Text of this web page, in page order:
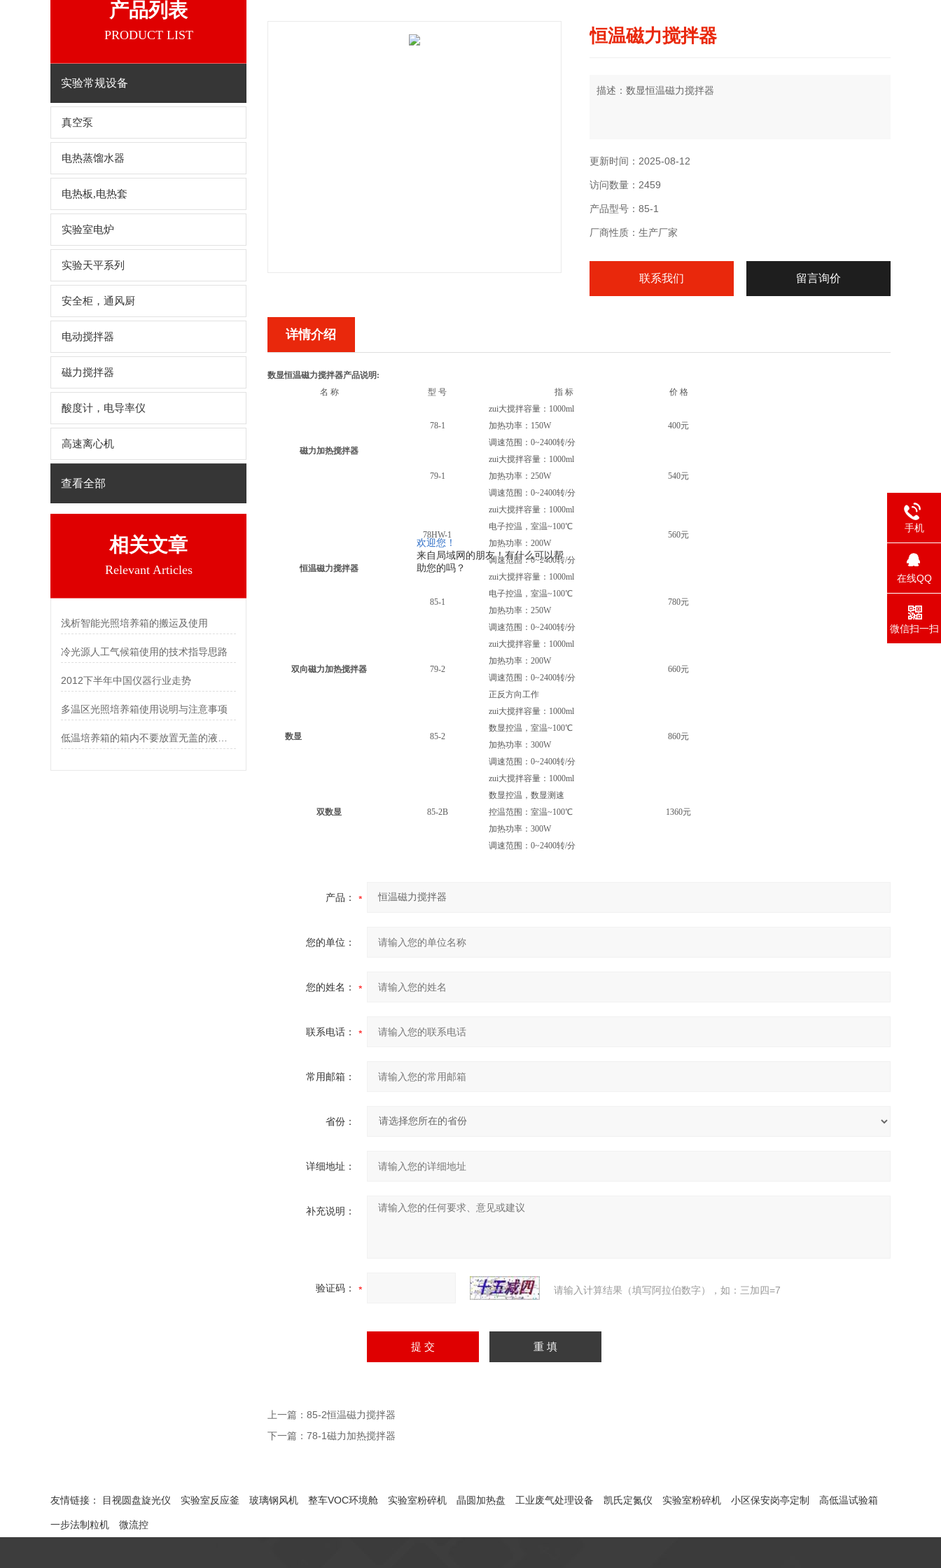
欢迎您！
来自局域网的朋友！有什么可以帮
助您的吗？
产品列表
PRODUCT LIST
实验常规设备
真空泵
电热蒸馏水器
电热板,电热套
实验室电炉
实验天平系列
安全柜，通风厨
电动搅拌器
磁力搅拌器
酸度计，电导率仪
高速离心机
查看全部
相关文章
Relevant Articles
浅析智能光照培养箱的搬运及使用
冷光源人工气候箱使用的技术指导思路
2012下半年中国仪器行业走势
多温区光照培养箱使用说明与注意事项
恒温磁力搅拌器
描述：数显恒温磁力搅拌器
更新时间：2025-08-12
访问数量：2459
产品型号：85-1
厂商性质：生产厂家
联系我们 留言询价
详情介绍
数显恒温磁力搅拌器产品说明:
名 称
型 号 指 标 价 格
磁力加热搅拌器
78-1
zui大搅拌容量：1000ml
加热功率：150W
调速范围：0~2400转/分
400元
79-1
zui大搅拌容量：1000ml
加热功率：250W
调速范围：0~2400转/分
540元
恒温磁力搅拌器
78HW-1
zui大搅拌容量：1000ml
电子控温，室温~100℃
加热功率：200W
调速范围：0~2400转/分
560元
85-1
zui大搅拌容量：1000ml
电子控温，室温~100℃
加热功率：250W
调速范围：0~2400转/分
780元
双向磁力加热搅拌器 79-2
zui大搅拌容量：1000ml
加热功率：200W
调速范围：0~2400转/分
正反方向工作
660元
数显 85-2
zui大搅拌容量：1000ml
数显控温，室温~100℃
加热功率：300W
调速范围：0~2400转/分
860元
双数显 85-2B
zui大搅拌容量：1000ml
数显控温，数显测速
控温范围：室温~100℃
加热功率：300W
调速范围：0~2400转/分
1360元
产品：
您的单位：
您的姓名：
联系电话：
常用邮箱：
省份：
详细地址：
补充说明：
验证码： 请输入计算结果（填写阿拉伯数字），如：三加四=7
上一篇： 85-2恒温磁力搅拌器
下一篇： 78-1磁力加热搅拌器
友情链接： 目视圆盘旋光仪 实验室反应釜 玻璃钢风机 整车VOC环境舱 实验室粉碎机 晶圆加热盘 工业废气处理设备 凯氏定氮仪 实验室粉碎机 小区保安岗亭定制 高低温试验箱
一步法制粒机 微流控
手机
在线QQ
微信扫一扫